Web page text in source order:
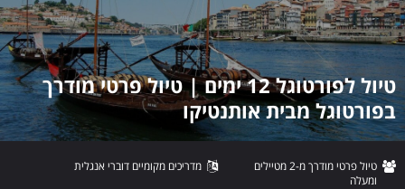
טיול לפורטוגל 12 ימים | טיול פרטי מודרך
בפורטוגל מבית אותנטיקו
טיול פרטי מודרך מ-2 מטיילים
ומעלה
מדריכים מקומיים דוברי אנגלית